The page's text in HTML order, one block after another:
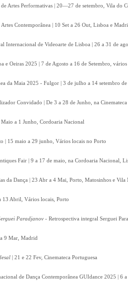
Artes Performativas | 20—27 de setembro, Vila do
Contemporânea | 10 Set a 26 Out, Lisboa e
Internacional de Videoarte de Lisboa | 26 a 31 de
e Oeiras 2025 | 7 de Agosto a 16 de Setembro,
da Maia 2025 - Fulgor | 3 de julho a 14 setembro
Convidado | De 3 a 28 de Junho, na Cinemateca
a 1 Junho, Cordoaria Nacional
| 15 maio a 29 junho, Vários locais no Porto
Fair | 9 a 17 de maio, na Cordoaria Nacional,
da Dança | 23 Abr a 4 Mai, Porto, Matosinhos e Vila
13 Abril, Vários locais, Porto
Paradjanov - Retrospectiva integral Serguei
9 Mar, Madrid
| 21 e 22 Fev, Cinemateca Portuguesa
de Dança Contemporânea GUIdance 2025 | 6